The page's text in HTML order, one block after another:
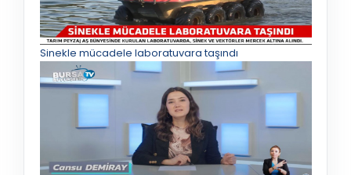
Sinekle mücadele laboratuvara taşındı